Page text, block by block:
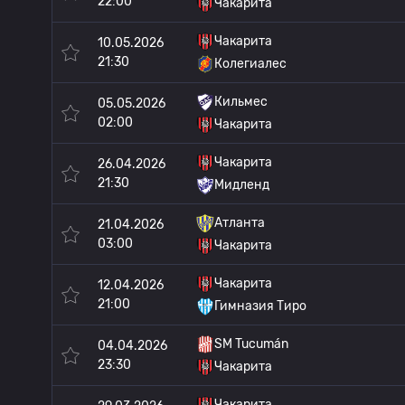
Чакарита
10.05.2026
21:30
Чакарита
Колегиалес
05.05.2026
02:00
Кильмес
Чакарита
26.04.2026
21:30
Чакарита
Мидленд
21.04.2026
03:00
Атланта
Чакарита
12.04.2026
21:00
Чакарита
Гимназия Тиро
04.04.2026
23:30
SM Tucumán
Чакарита